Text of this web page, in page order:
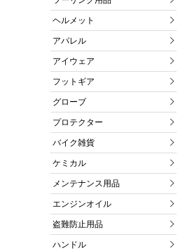
ヘルメット
アパレル
アイウェア
フットギア
グローブ
プロテクター
バイク雑貨
ケミカル
メンテナンス用品
エンジンオイル
盗難防止用品
ハンドル